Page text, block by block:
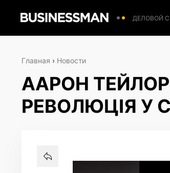
ДЕЛОВОЙ
Главная › Новости
ААРОН
РЕВОЛЮЦІЯ У